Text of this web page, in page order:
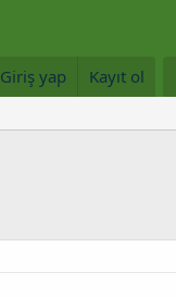
Giriş yap Kayıt ol